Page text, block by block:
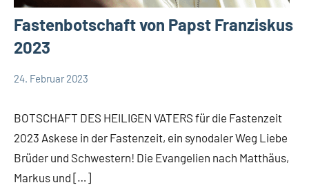
Fastenbotschaft von Papst Franziskus
2023
spirituelles
24. Februar 2023
BOTSCHAFT DES HEILIGEN VATERS für die Fastenzeit
2023 Askese in der Fastenzeit, ein synodaler Weg Liebe
Brüder und Schwestern! Die Evangelien nach Matthäus,
Markus und […]